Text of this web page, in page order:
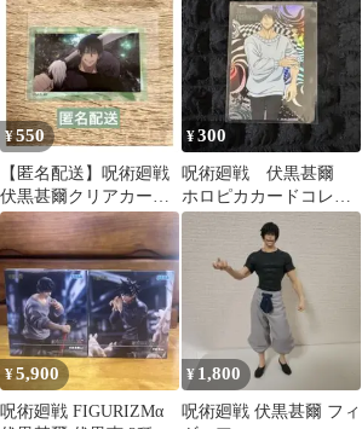
¥550
【匿名配送】呪術廻戦
伏黒甚爾クリアカー
ド 懐玉玉祈
¥300
呪術廻戦 伏黒甚爾
ホロピカカードコレク
ション
¥5,900
呪術廻戦 FIGURIZMα
¥ 1,800
呪術廻戦 伏黒甚爾 フィ